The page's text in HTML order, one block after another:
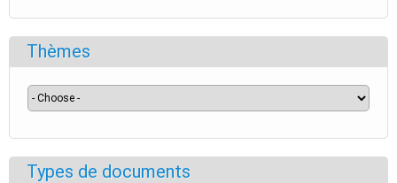
Thèmes
Types de documents